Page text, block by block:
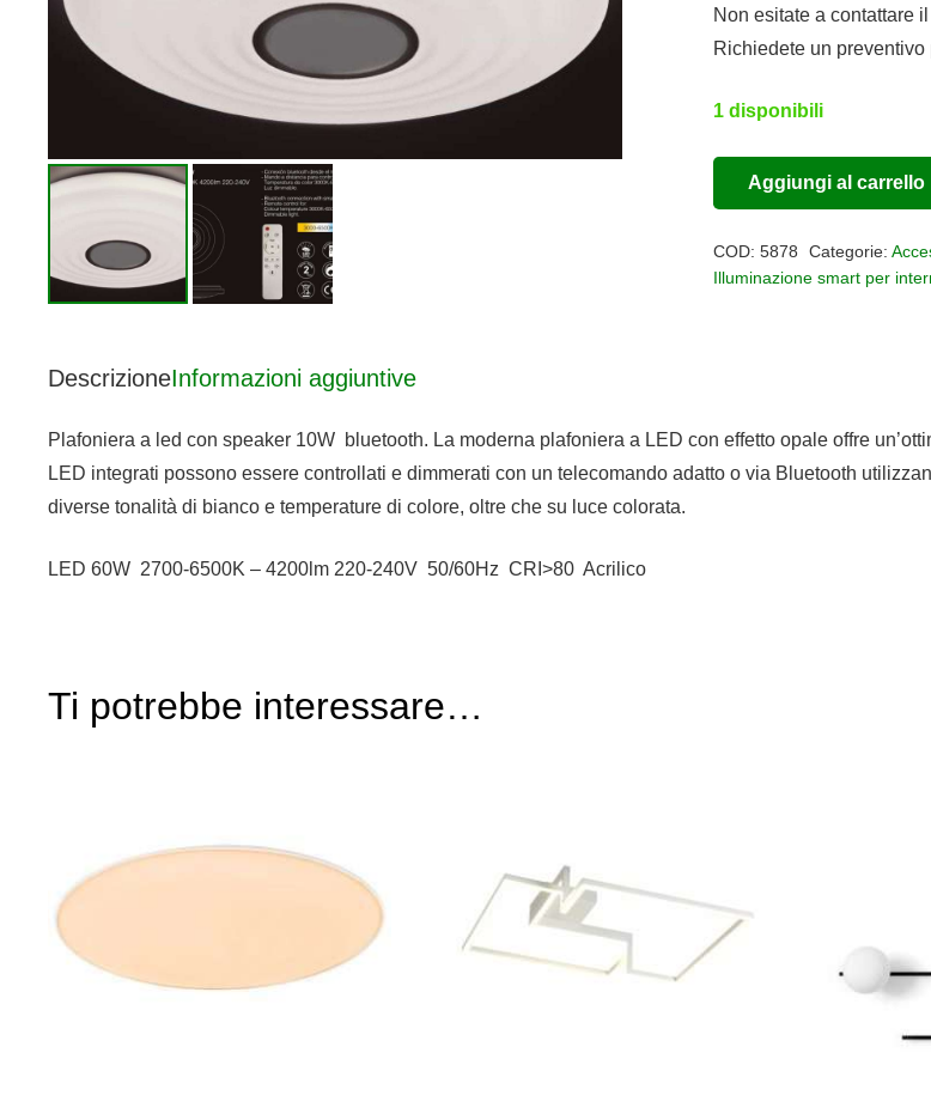
era:
Non esitate a contattare
Richiedete un
1 disponibili
Plafoniera
Aggiungi al carrello
Alternative:
COD:5878 Categorie:
Illuminazione smart per
DescrizioneInformazioni aggiuntive
Plafoniera a led con speaker 10W bluetooth. La moderna plafoniera a LED con effetto opale offre
LED integrati possono essere controllati e dimmerati con un telecomando adatto o via Bluetooth
diverse tonalità di bianco e temperature di colore, oltre che su luce colorata.
LED 60W 2700-6500K – 4200lm 220-240V 50/60Hz CRI>80 Acrilico
Ti potrebbe interessare…